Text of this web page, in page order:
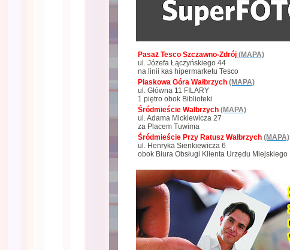
Pasaż Tesco Szczawno-Zdrój (MAPA)
ul. Józefa Łączyńskiego 44
na linii kas hipermarketu Tesco
Piaskowa Góra Wałbrzych (MAPA)
ul. Główna 11 FILARY
1 piętro obok Biblioteki
Śródmieście Wałbrzych (MAPA)
ul. Adama Mickiewicza 27
za Placem Tuwima
Śródmieście Przy Ratusz Wałbrzych (MAPA)
ul. Henryka Sienkiewicza 6
obok Biura Obsługi Klienta Urzędu Miejskiego